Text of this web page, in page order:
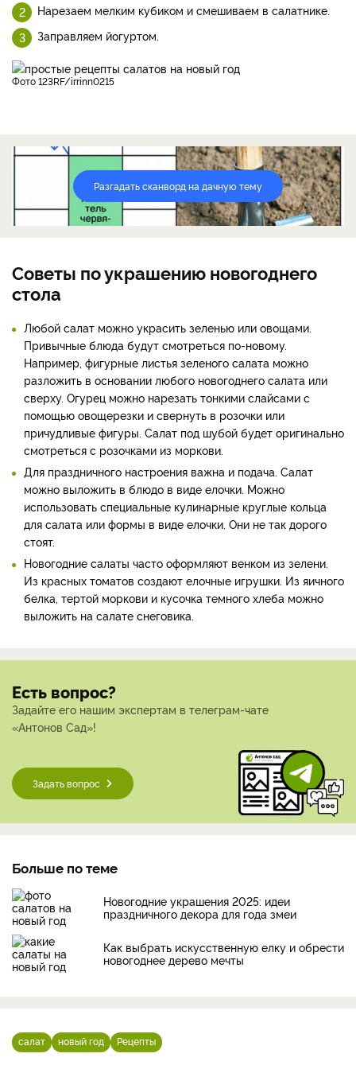
Нарезаем мелким кубиком и смешиваем в салатнике.
Заправляем йогуртом.
фото 123RF/irrinn0215
Разгадать сканворд на дачную тему
Советы по украшению новогоднего
стола
Любой салат можно украсить зеленью или овощами.
Привычные блюда будут смотреться по-новому.
Например, фигурные листья зеленого салата можно
разложить в основании любого новогоднего салата или
сверху. Огурец можно нарезать тонкими слайсами с
помощью овощерезки и свернуть в розочки или
причудливые фигуры. Салат под шубой будет оригинально
смотреться с розочками из моркови.
Для праздничного настроения важна и подача. Салат
можно выложить в блюдо в виде елочки. Можно
использовать специальные кулинарные круглые кольца
для салата или формы в виде елочки. Они не так дорого
стоят.
Новогодние салаты часто оформляют венком из зелени.
Из красных томатов создают елочные игрушки. Из яичного
белка, тертой моркови и кусочка темного хлеба можно
выложить на салате снеговика.
Есть вопрос?
Задайте его нашим экспертам в телеграм-чате
«Антонов Сад»!
Задать вопрос
Больше по теме
Новогодние украшения 2025: идеи
праздничного декора для года змеи
Как выбрать искусственную елку и обрести
новогоднее дерево мечты
салат новый год Рецепты